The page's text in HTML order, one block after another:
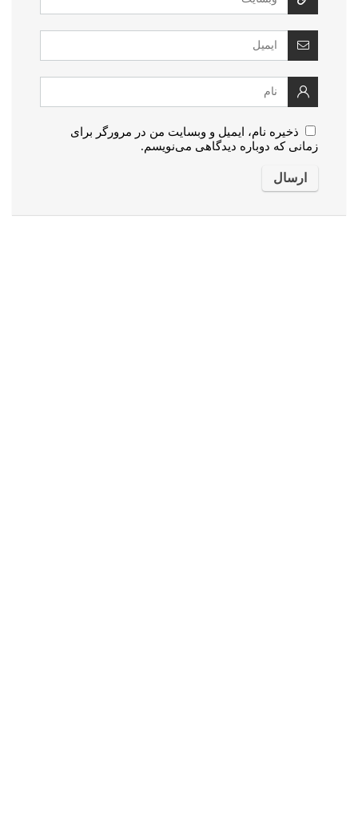
ذخیره نام، ایمیل و وبسایت من در مرورگر برای
زمانی که دوباره دیدگاهی می‌نویسم.